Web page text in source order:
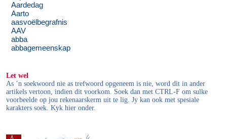
Aardedag
Aarto
aasvoëlbegrafnis
AAV
abba
abbagemeenskap
Let wel
As ’n soekwoord nie as trefwoord opgeneem is nie, word dit in ander
artikels vertoon, indien dit voorkom. Soek dan met CTRL-F om sulke
voorbeelde op jou rekenaarskerm uit te lig. Jy kan ook met spesiale
karakters soek. Kyk hier onder.